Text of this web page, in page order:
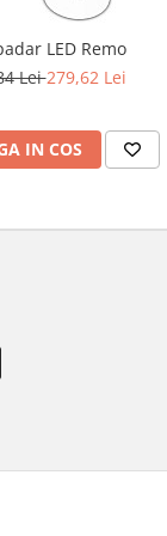
LED Remo
Lei279,62 Lei
IN COS